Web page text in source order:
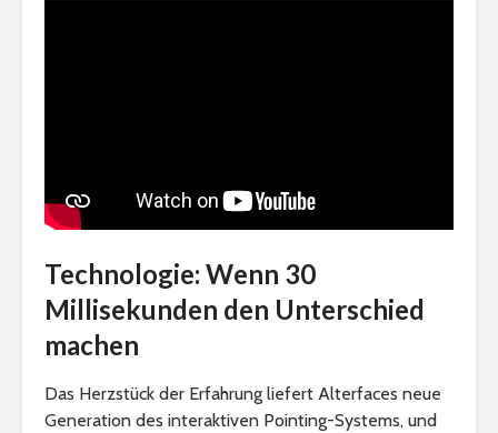
Technologie: Wenn 30
Millisekunden den Unterschied
machen
Das Herzstück der Erfahrung liefert Alterfaces neue
Generation des interaktiven Pointing-Systems, und